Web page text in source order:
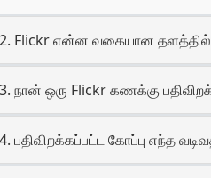
2. Flickr என்ன வகையான தளத்தில்
3. நான் ஒரு Flickr கணக்கு
4. பதிவிறக்கப்பட்ட கோப்பு எந்த